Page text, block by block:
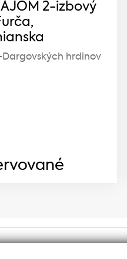
2-izbový
Dargovských hrdinov